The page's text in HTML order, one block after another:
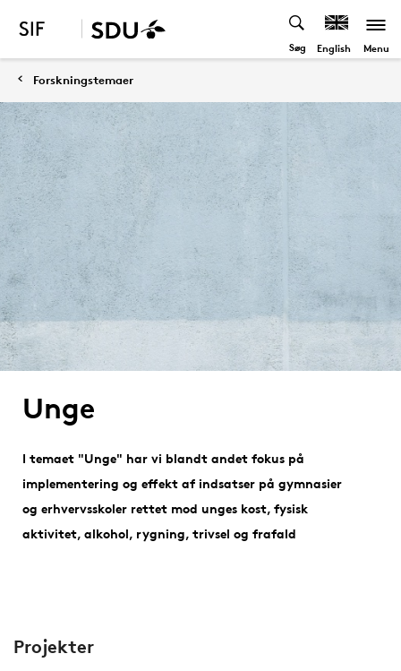
Søg English Menu
Forskningstemaer
Unge
I temaet "Unge" har vi blandt andet fokus på
implementering og effekt af indsatser på gymnasier
og erhvervsskoler rettet mod unges kost, fysisk
aktivitet, alkohol, rygning, trivsel og frafald
Projekter